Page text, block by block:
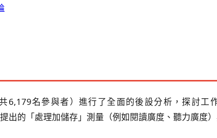
6,179名參與者）進行了全面的後設分析，探討
出的「處理加儲存」測量（例如閱讀廣度、聽力廣度